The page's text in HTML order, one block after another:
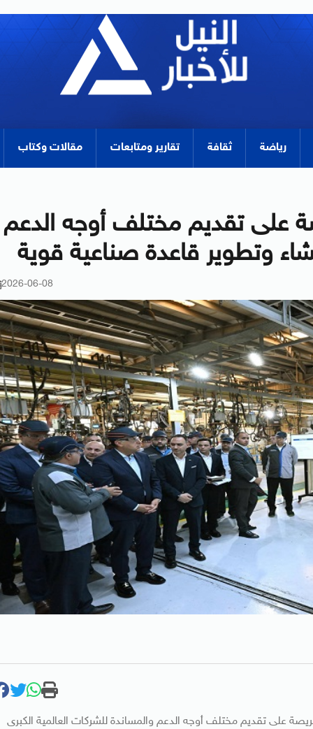
رياضة ثقافة تقارير ومتابعات مقالات وكتاب
على تقديم مختلف أوجه الدعم
وتطوير قاعدة صناعية قوية
2026-06-08
على تقديم مختلف أوجه الدعم والمساندة للشركات العالمية الكبرى